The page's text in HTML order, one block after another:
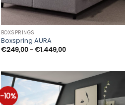
BOXSPRINGS
Boxspring AURA
€249,00- €1.449,00Prijsklasse:
€249,00
-10%